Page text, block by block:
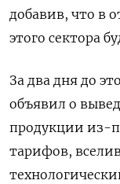
добавив, что в
этого сектора
За два дня до
объявил о
продукции из-
тарифов,